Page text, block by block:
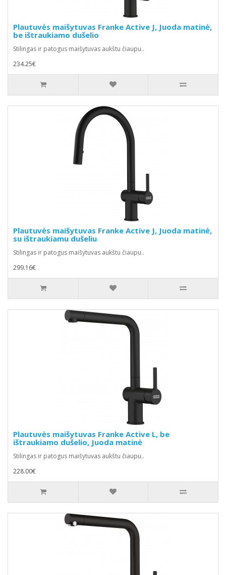
Plautuvės maišytuvas Franke Active J, Juoda matinė,
be ištraukiamo dušelio
Stilingas ir patogus maišytuvas aukštu čiaupu..
234.25€
Plautuvės maišytuvas Franke Active J, Juoda matinė,
su ištraukiamu dušeliu
Stilingas ir patogus maišytuvas aukštu čiaupu..
299.16€
Plautuvės maišytuvas Franke Active L, be
ištraukiamo dušelio, Juoda matinė
Stilingas ir patogus maišytuvas aukštu čiaupu..
228.00€